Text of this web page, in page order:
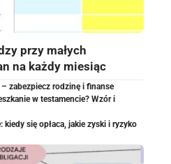
przy małych
na każdy miesiąc
zabezpiecz rodzinę i finanse
w testamencie? Wzór i
się opłaca, jakie zyski i ryzyko